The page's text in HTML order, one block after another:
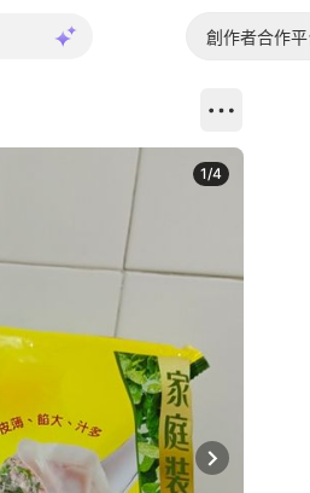
創作者合作平
Next slide
1/4